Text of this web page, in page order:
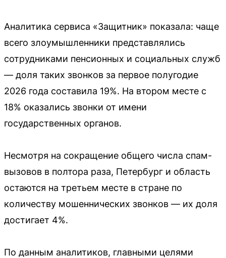
Аналитика сервиса «Защитник» показала: чаще
всего злоумышленники представлялись
сотрудниками пенсионных и социальных служб
— доля таких звонков за первое полугодие
2026 года составила 19%. На втором месте с
18% оказались звонки от имени
государственных органов.
Несмотря на сокращение общего числа спам-
вызовов в полтора раза, Петербург и область
остаются на третьем месте в стране по
количеству мошеннических звонков — их доля
достигает 4%.
По данным аналитиков, главными целями